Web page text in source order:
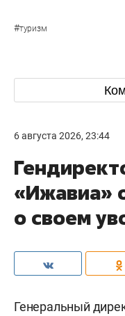
#туризм
6 августа 2026, 23:44
«Ижавиа»
о своем
Генеральный